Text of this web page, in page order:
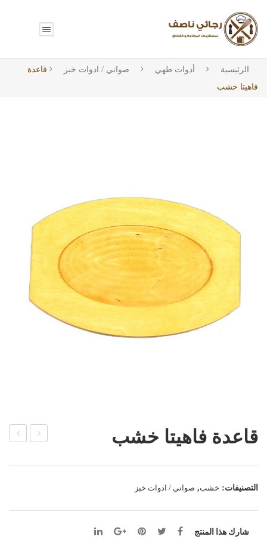
الرئيسية أدوات طهي صواني / ادوات خبز
قاعدة
فاهيتا خشب
ت
بيتزا
قاعدة فاهيتا خشب
التصنيفات: خشب, صواني / ادوات خبز
شارك هذا المنتج